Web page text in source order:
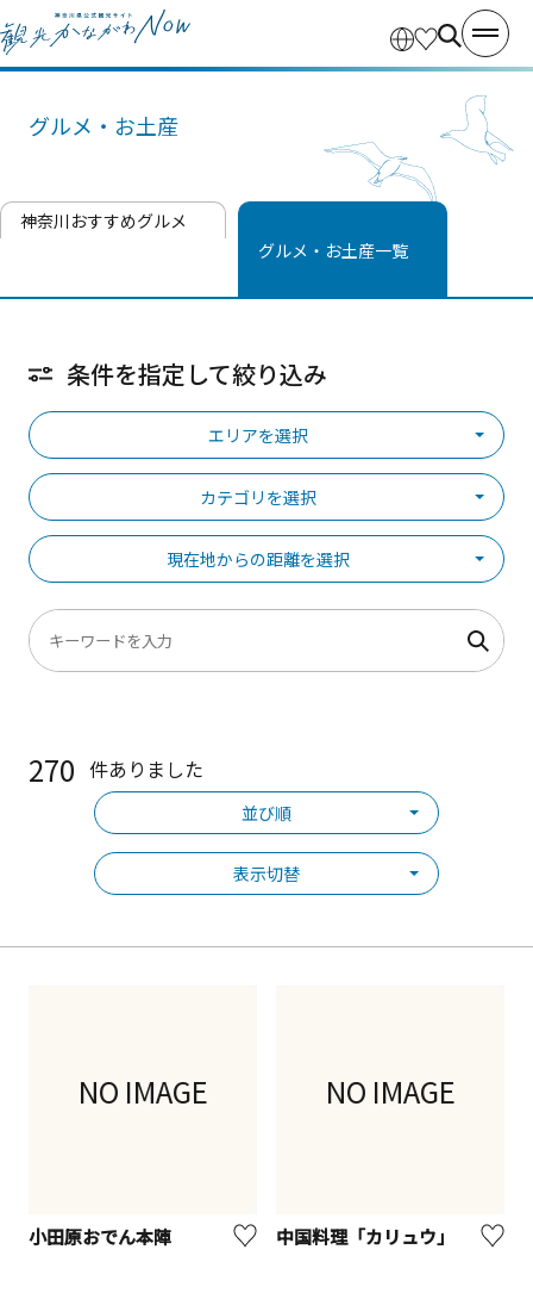
グルメ・お土産
神奈川おすすめグルメ
グルメ・お土産一覧
条件を指定して絞り込み
エリアを選択
カテゴリを選択
現在地からの距離を選択
270 件ありました
並び順
表示切替
NO IMAGE
小田原おでん本陣
NO IMAGE
中国料理「カリュウ」